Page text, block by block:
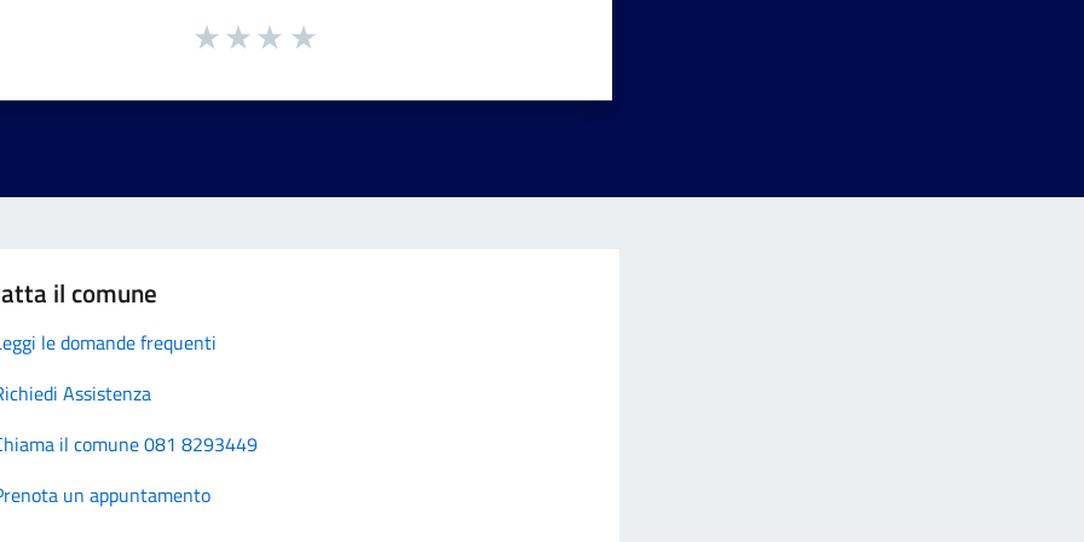
il comune
le domande frequenti
Assistenza
il comune 081 8293449
un appuntamento